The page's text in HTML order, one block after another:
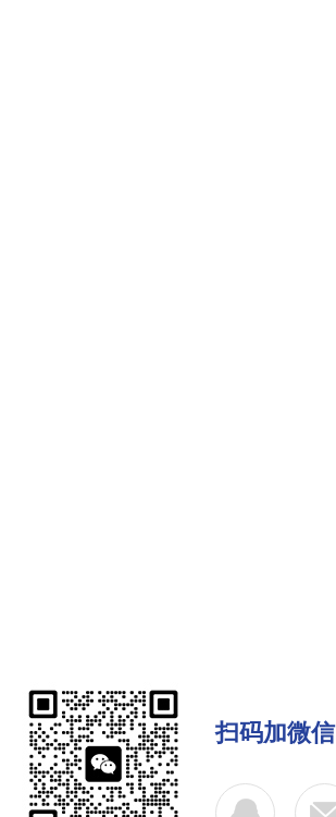
扫码加微信